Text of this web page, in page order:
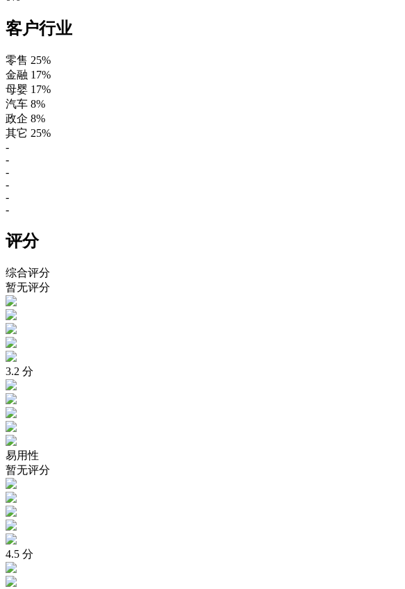
客户行业
零售 25%
金融 17%
母婴 17%
汽车 8%
政企 8%
其它 25%
-
-
-
-
-
-
评分
综合评分
暂无评分
3.2 分
易用性
暂无评分
4.5 分